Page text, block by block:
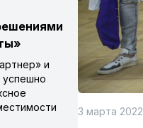
3 марта 2022
и